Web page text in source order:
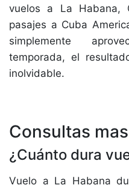
vuelos a La Habana,
pasajes a Cuba
simplemente
temporada, el
inolvidable.
Consultas
¿Cuánto dura
Vuelo a La Habana